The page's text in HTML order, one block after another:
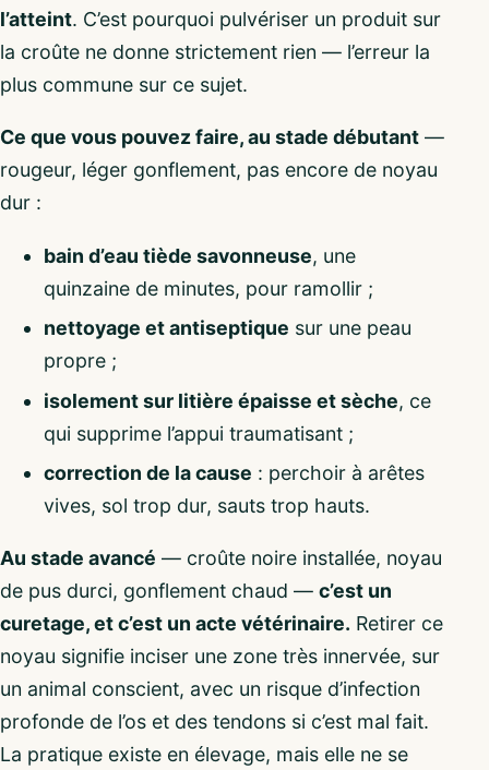
l’atteint. C’est pourquoi pulvériser un produit sur
la croûte ne donne strictement rien — l’erreur la
plus commune sur ce sujet.
Ce que vous pouvez faire, au stade débutant —
rougeur, léger gonflement, pas encore de noyau
dur :
bain d’eau tiède savonneuse, une
quinzaine de minutes, pour ramollir ;
nettoyage et antiseptique sur une peau
propre ;
isolement sur litière épaisse et sèche, ce
qui supprime l’appui traumatisant ;
correction de la cause : perchoir à arêtes
vives, sol trop dur, sauts trop hauts.
Au stade avancé — croûte noire installée, noyau
de pus durci, gonflement chaud — c’est un
curetage, et c’est un acte vétérinaire. Retirer ce
noyau signifie inciser une zone très innervée, sur
un animal conscient, avec un risque d’infection
profonde de l’os et des tendons si c’est mal fait.
La pratique existe en élevage, mais elle ne se